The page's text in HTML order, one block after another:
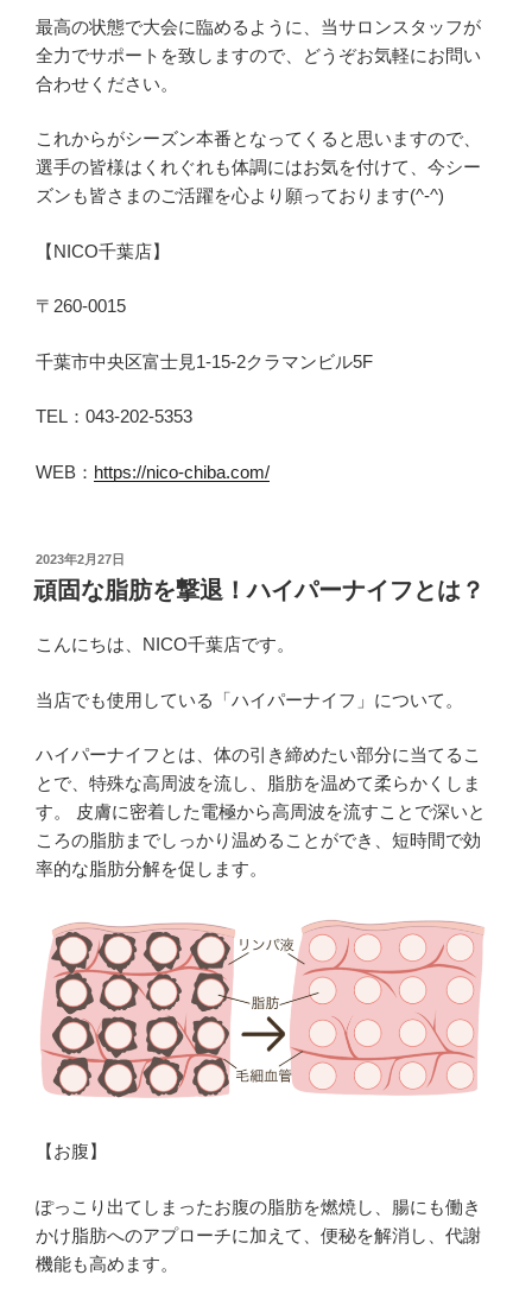
最高の状態で大会に臨めるように、当サロンスタッフが
全力でサポートを致しますので、どうぞお気軽にお問い
合わせください。
これからがシーズン本番となってくると思いますので、
選手の皆様はくれぐれも体調にはお気を付けて、今シー
ズンも皆さまのご活躍を心より願っております(^-^)
【NICO千葉店】
〒260-0015
千葉市中央区富士見1-15-2クラマンビル5F
TEL：043-202-5353
WEB： https://nico-chiba.com/
投
稿
日:
2023年2月27日
頑固な脂肪を撃退！ハイパーナイフとは？
こんにちは、NICO千葉店です。
当店でも使用している「ハイパーナイフ」について。
ハイパーナイフとは、体の引き締めたい部分に当てるこ
とで、特殊な高周波を流し、脂肪を温めて柔らかくしま
す。 皮膚に密着した電極から高周波を流すことで深いと
ころの脂肪までしっかり温めることができ、短時間で効
率的な脂肪分解を促します。
【お腹】
ぽっこり出てしまったお腹の脂肪を燃焼し、腸にも働き
かけ脂肪へのアプローチに加えて、便秘を解消し、代謝
機能も高めます。